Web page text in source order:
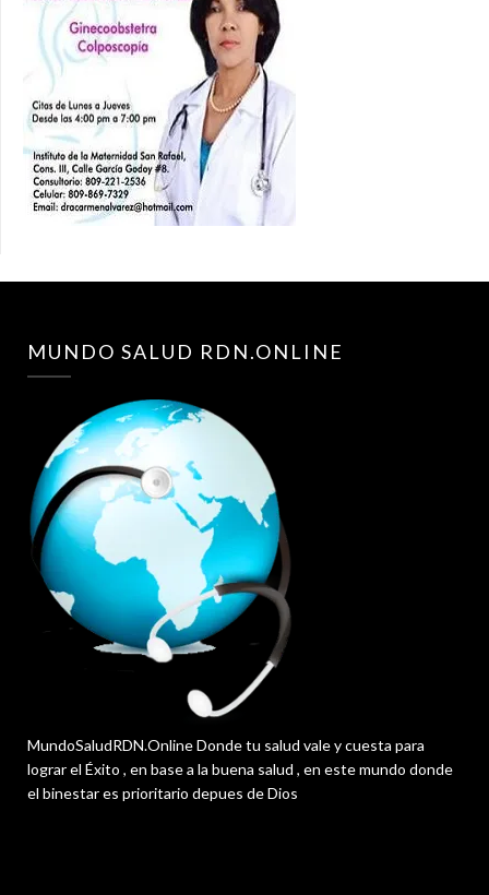
MUNDO SALUD RDN.ONLINE
MundoSaludRDN.Online Donde tu salud vale y cuesta para
lograr el Éxito , en base a la buena salud , en este mundo donde
el binestar es prioritario depues de Dios